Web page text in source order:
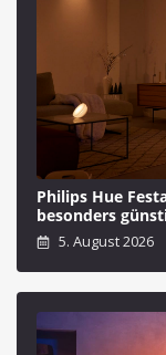
Philips Hue
besonders
5. August 2026